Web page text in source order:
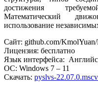
достижения
Математический
использование
Сайт: github.com/
Лицензия: бесплатно
Язык интерфейса:
ОС: Windows 7 – 11
Скачать: pyslvs-